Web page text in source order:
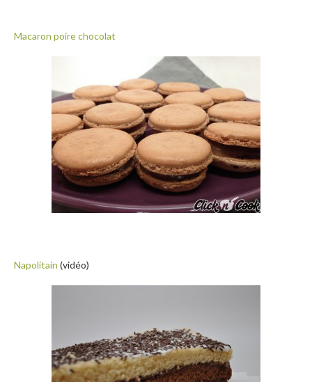
Macaron poire chocolat
Napolitain (vidéo)